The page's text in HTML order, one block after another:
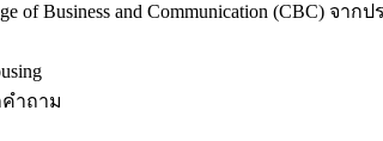
of Business and Communication (CBC) จากป
ำถาม